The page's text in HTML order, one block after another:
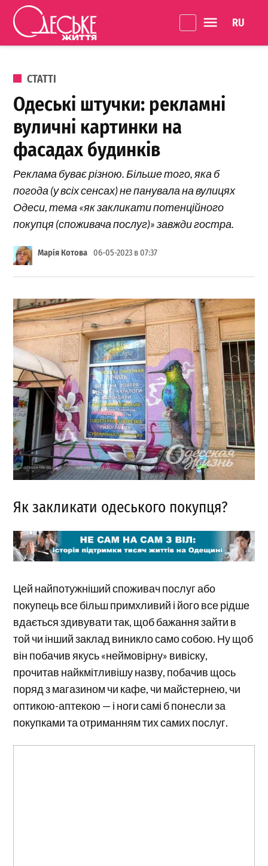
Перейти до вмісту
Життя
ОПУБЛІКОВАНО В
СТАТТІ
Одеські штучки: рекламні
вуличні картинки на
фасадах будинків
Реклама буває різною. Більше того, яка б
погода (у всіх сенсах) не панувала на вулицях
Одеси, тема «як закликати потенційного
покупця (споживача послуг)» завжди гостра.
Марія Котова 06-05-2023 в 07:37
Як закликати одеського покупця?
Цей найпотужніший споживач послуг або
покупець все більш примхливий і його все рідше
вдається здивувати так, щоб бажання зайти в
той чи інший заклад виникло само собою. Ну щоб
він побачив якусь «неймовірну» вивіску,
прочитав найкмітливішу назву, побачив щось
поряд з магазином чи кафе, чи майстернею, чи
оптикою-аптекою — і ноги самі б понесли за
покупками та отриманням тих самих послуг.